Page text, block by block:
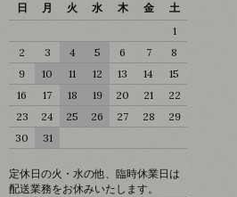
日
月 火 水 木 金
土
1
2
3 4 5 6 7
8
9
10 11 12 13 14
15
16
17 18 19 20 21
22
23
24 25 26 27 28
29
30
31
定休日の火・水の他、臨時休業日は
配送業務をお休みいたします。